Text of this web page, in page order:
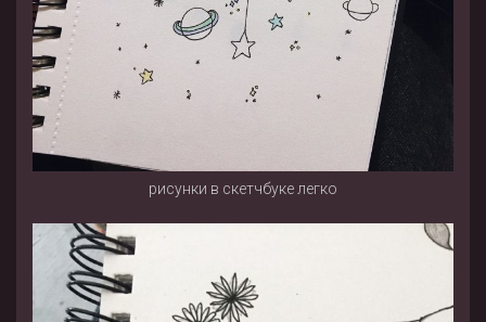
рисунки в скетчбуке легко